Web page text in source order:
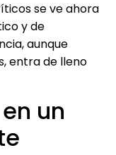
se ve ahora
y de
aunque
entra de lleno
un